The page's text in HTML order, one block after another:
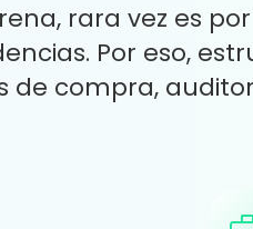
rara vez es
Por eso,
de compra,